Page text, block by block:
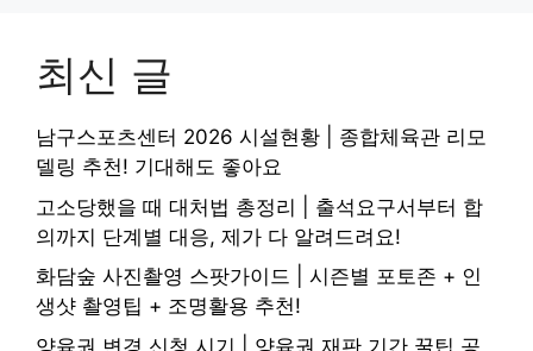
최신 글
남구스포츠센터 2026 시설현황 | 종합체육관 리모
델링 추천! 기대해도 좋아요
고소당했을 때 대처법 총정리 | 출석요구서부터 합
의까지 단계별 대응, 제가 다 알려드려요!
화담숲 사진촬영 스팟가이드 | 시즌별 포토존 + 인
생샷 촬영팁 + 조명활용 추천!
양육권 변경 신청 시기 | 양육권 재판 기간 꿀팁 공